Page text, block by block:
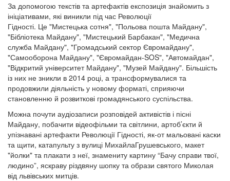
За допомогою текстів та артефактів експозиція знайомить з
ініціативами, які виникли під час Революції
Гідності. Це "Мистецька сотня", "Польова пошта Майдану",
"Бібліотека Майдану", "Мистецький Барбакан", "Медична
служба Майдану", "Громадський сектор Євромайдану",
"Самооборона Майдану", "Євромайдан-SOS", "Автомайдан",
"Відкритий університет Майдану", "Музей Майдану". Більшість
із них не зникли в 2014 році, а трансформувалися та
продовжили діяльність у новому форматі, сприяючи
становленню й розвиткові громадянського суспільства.
Можна почути аудіозаписи розповідей активістів і пісні
Майдану, побачити відеофільми та світлини, артоб’єкти й
упізнавані артефакти Революції Гідності, як-от мальовані каски
та щити, катапульту з вулиці МихайлаГрушевського, макет
"йолки" та плакати з неї, знамениту картину “Бачу справи твої,
людино”, яскраву різдвяну шопку та образи святого Миколая
від львівських митців.